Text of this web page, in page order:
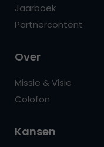
Jaarboek
Partnercontent
Over
Missie & Visie
Colofon
Kansen